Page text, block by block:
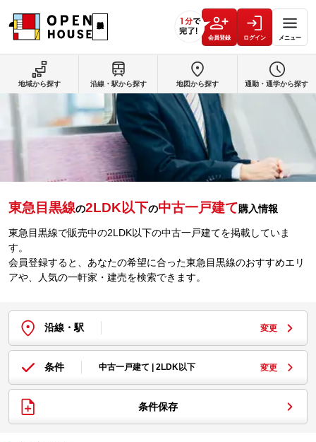
会員登録 ログイン メニュー
東急目黒線の2LDK以下の中古一戸建て購入情報
東急目黒線で販売中の2LDK以下の中古一戸建てを掲載していま
す。
会員登録すると、あなたの希望に合った東急目黒線のおすすめエリ
アや、人気の一軒家・建売を検索できます。
沿線・駅 変更
条件 中古一戸建て | 2LDK以下 変更
条件保存
地域から探す 沿線・駅から探す 地図から探す 通勤・通学から探す